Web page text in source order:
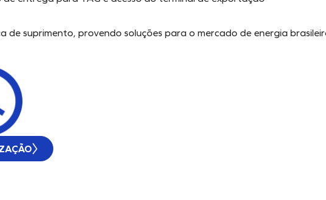
suprimento, provendo soluções para o mercado de energia